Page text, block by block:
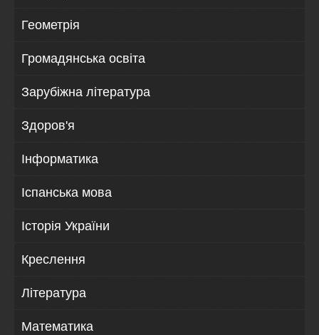
Геометрія
Громадянська освіта
Зарубіжна література
Здоров'я
Інформатика
Іспанська мова
Історія України
Креслення
Література
Математика